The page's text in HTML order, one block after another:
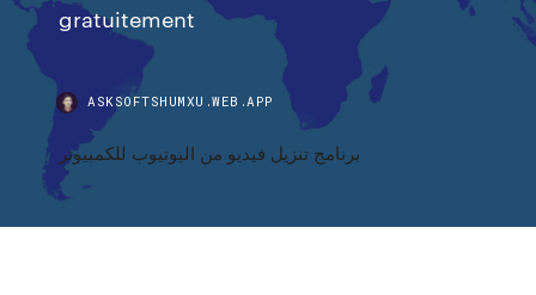
gratuitement
ASKSOFTSHUMXU.WEB.APP
برنامج تنزيل فيديو من اليوتيوب للكمبيوتر